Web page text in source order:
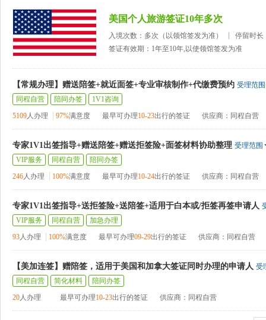
美国个人旅游签证10年多次
入境次数：多次（以领馆签发为准）
停留时长
签证有效期：1年至10年,以使领馆签发为准
【常规办理】赠送陪签+就近面签+专业审核制作+代缴费预约 受理范围
同程自营
陪同办签
1V1咨询
5109人办理 97%满意度 最早可办理10-23出行的签证 供应商：同程自营
专家1V1出签指导+赠送陪签+赠送拒签险+面签材料协助整理 受理范围
VIP服务
同程自营
陪同办签
246人办理 100%满意度 最早可办理10-24出行的签证 供应商：同程自营
专家1V1出签指导+送拒签险+送陪签+适用于白本或/拒签再签申请人
VIP服务
同程自营
加急办理
93人办理 100%满意度 最早可办理09-29出行的签证 供应商：同程自营
【美加连签】赠陪签，适用于美国和加拿大签证同时办理的申请人 受
同程自营
简化材料
陪同办签
20人办理 最早可办理10-23出行的签证 供应商：同程自营